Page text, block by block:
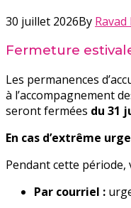
30 juillet 2026By Ravad
Fermeture
Les permanences
à l’accompagnement
seront fermées du 31
En cas d’extrême
Pendant cette
Par courriel :